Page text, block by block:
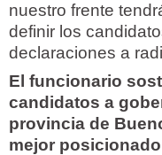
nuestro frente
definir los
declaraciones a
El funcionario
candidatos a
provincia de
mejor